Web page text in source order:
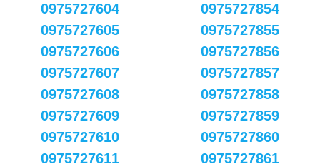
0975727604
0975727605
0975727606
0975727607
0975727608
0975727609
0975727610
0975727611
0975727854
0975727855
0975727856
0975727857
0975727858
0975727859
0975727860
0975727861